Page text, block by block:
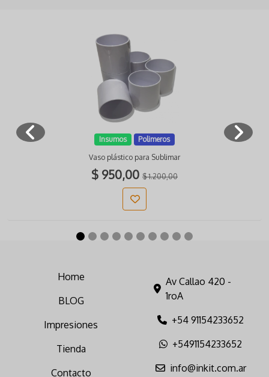
Insumos
Polimeros
Vaso plástico para Sublimar
$ 950,00 $ 1.200,00
Home
BLOG
Impresiones
Tienda
Contacto
Av Callao 420 -
1roA
+54 91154233652
+5491154233652
info@inkit.com.ar